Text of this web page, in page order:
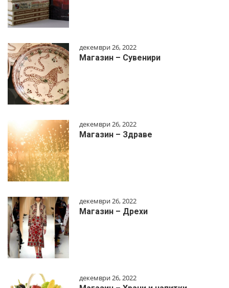
декември 26, 2022
Магазин – Сувенири
декември 26, 2022
Магазин – Здраве
декември 26, 2022
Магазин – Дрехи
декември 26, 2022